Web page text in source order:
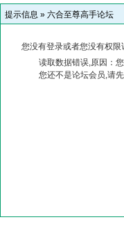
提示信息 » 六合至尊高手论坛
您没有登录或者您没有权
读取数据错误,原因：
您还不是论坛会员,请